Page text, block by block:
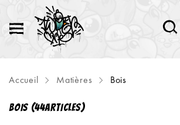
Accueil Matières Bois
BOIS (44ARTICLES)